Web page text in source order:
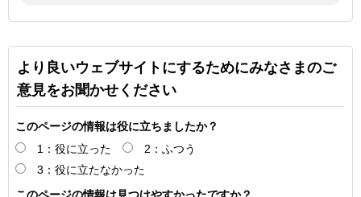
より良いウェブサイトにするためにみなさまのご
意見をお聞かせください
このページの情報は役に立ちましたか？
1：役に立った
2：ふつう
3：役に立たなかった
このページの情報は見つけやすかったですか？